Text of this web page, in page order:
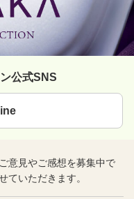
公式SNS
意見やご感想を募集中で
ていただきます。